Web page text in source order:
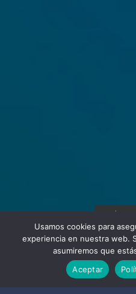
Usamos cookies para
experiencia en nuestra web.
asumiremos que
Aceptar
¡Hola!